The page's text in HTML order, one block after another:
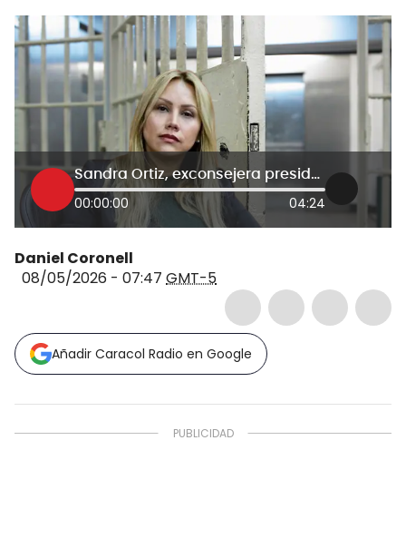
Sandra Ortiz, exconsejera presidencial, quedaría en libertad
00:00:00 04:24
Daniel Coronell
08/05/2026 - 07:47 GMT-5
Añadir Caracol Radio en Google